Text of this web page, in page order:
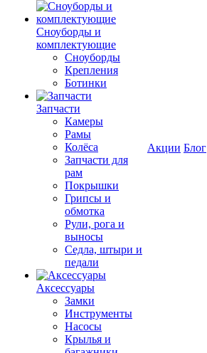
Cноуборды и
комплектующие
Сноуборды
Крепления
Ботинки
Запчасти
Камеры
Рамы
Колёса
Запчасти для
рам
Покрышки
Грипсы и
обмотка
Рули, рога и
выносы
Седла, штыри и
педали
Аксессуары
Замки
Инструменты
Насосы
Крылья и
Акции Блог